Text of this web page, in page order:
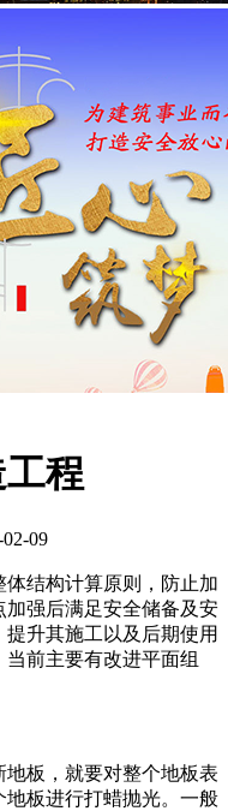
程
09
结构计算原则，防止加
加强后满足安全储备及安
升其施工以及后期使用
前主要有改进平面组
板，就要对整个地板表
板进行打蜡抛光。一般